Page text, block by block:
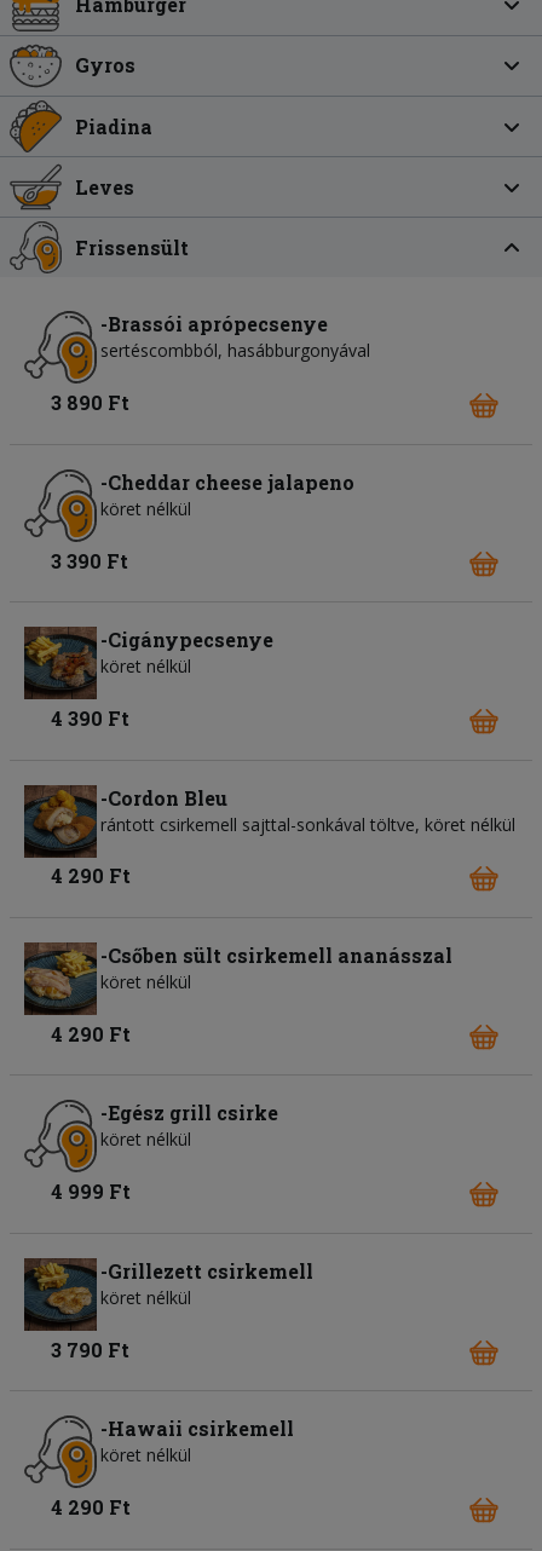
Gyros
Piadina
Leves
Frissensült
-Brassói aprópecsenye
sertéscombból, hasábburgonyával
3 890 Ft
-Cheddar cheese jalapeno
köret nélkül
3 390 Ft
-Cigánypecsenye
köret nélkül
4 390 Ft
-Cordon Bleu
rántott csirkemell sajttal-sonkával töltve, köret nélkül
4 290 Ft
-Csőben sült csirkemell ananásszal
köret nélkül
4 290 Ft
-Egész grill csirke
köret nélkül
4 999 Ft
-Grillezett csirkemell
köret nélkül
3 790 Ft
-Hawaii csirkemell
köret nélkül
4 290 Ft